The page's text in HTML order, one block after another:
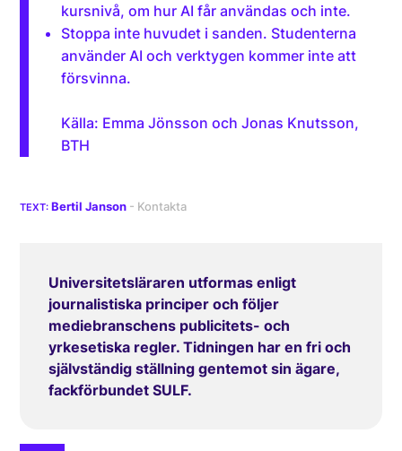
kursnivå, om hur AI får användas och inte.
Stoppa inte huvudet i sanden. Studenterna
använder AI och verktygen kommer inte att
försvinna.
Källa: Emma Jönsson och Jonas Knutsson,
BTH
Bertil Janson
Universitetsläraren utformas enligt
journalistiska principer och följer
mediebranschens publicitets- och
yrkesetiska regler. Tidningen har en fri och
självständig ställning gentemot sin ägare,
fackförbundet SULF.